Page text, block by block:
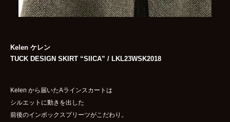
Kelen ケレン
TUCK DESIGN SKIRT “SIICA” / LKL23WSK2018
Kelen から届いたAラインスカートは
シルエットに動きを出した
前後のインボックスプリーツがこだわり。